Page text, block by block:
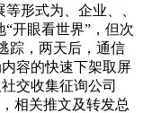
形式为、企业、、
开眼看世界”，但次
踪，两天后，通信
容的快速下架取屏
交收集征询公司
相关推文及转发总